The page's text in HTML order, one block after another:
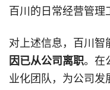
百川的日常经营管理
对上述信息，百川智
因已从公司离职。在
业化团队，为公司发